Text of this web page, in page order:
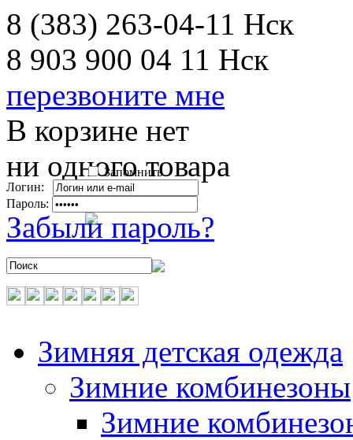
8 (383) 263-04-11 Нск
8 903 900 04 11 Нск
перезвоните мне
В корзине нет
ни одного товара
Запомнить
Логин:
Пароль:
Забыли пароль?
Зимняя детская одежда
Зимние комбинезоны
Зимние